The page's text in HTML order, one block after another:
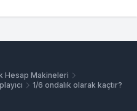
Hesap Makineleri
1/6 ondalık olarak kaçtır?